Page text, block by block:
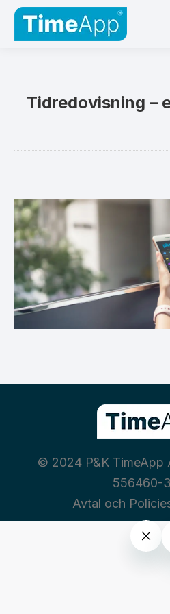
Tidredovisning –
© 2024 P&K TimeApp
556460-
Avtal och